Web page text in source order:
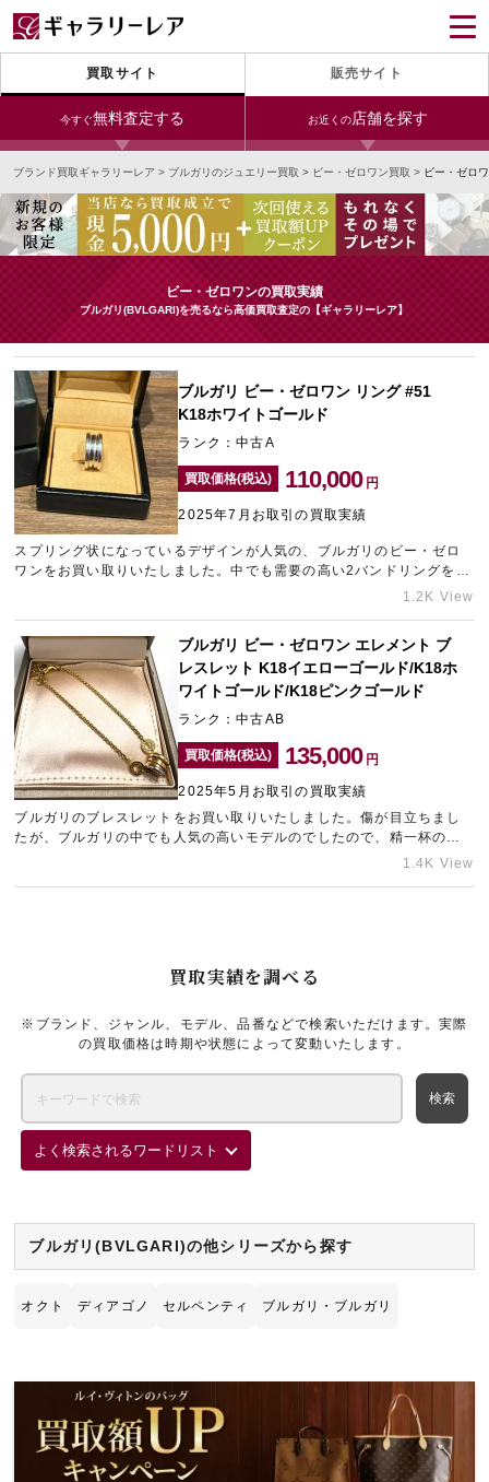
買取サイト 販売サイト
今すぐ無料査定する お近くの店舗を探す
今すぐLINE査定
24時間受付（対応時間10:00～19:00）
宅配買取を申し込む
無料の宅配キットをお届けします
今すぐ電話査定
受付時間 10:00～19:00
銀座本店 青山表参道店 新宿東口店
小田急新宿店
心斎橋本店 東心斎橋店 梅田店
なんば店 神戸元町(三宮)店 LAB大阪
中野ブロードウェイ
宅配買取を申し込む
無料の宅配キットをお届けします
ブランド買取ギャラリーレア > ブルガリのジュエリー買取 > ビー・ゼロワン買取 > ビー・ゼロ
ビー・ゼロワンの買取実績
ブルガリ(BVLGARI)を売るなら高価買取査定の【ギャラリーレア】
買取実績を調べる
※ブランド、ジャンル、モデル、品番などで検索いただけます。実際
の買取価格は時期や状態によって変動いたします。
よく検索されるワードリスト
ブルガリ(BVLGARI)の他シリーズから探す
オクト ディアゴノ セルペンティ ブルガリ・ブルガリ
ブルガリ ビー・ゼロワン リング #51
K18ホワイトゴールド
ランク：中古A
買取価格(税込) 110,000 円
2025年7月お取引の買取実績
スプリング状になっているデザインが人気の、ブルガリのビー・ゼロ
ワンをお買い取りいたしました。中でも需要の高い2バンドリングをお
持ち込みいただけたため、高価買取させていただきました。ブランド
1.2K View
ブルガリ ビー・ゼロワン エレメント ブ
レスレット K18イエローゴールド/K18ホ
ワイトゴールド/K18ピンクゴールド
ランク：中古AB
買取価格(税込) 135,000 円
2025年5月お取引の買取実績
ブルガリのブレスレットをお買い取りいたしました。傷が目立ちまし
たが、ブルガリの中でも人気の高いモデルのでしたので、精一杯の金
額をご提示させていただきました。東心斎橋エリアでブランド買取店
1.4K View